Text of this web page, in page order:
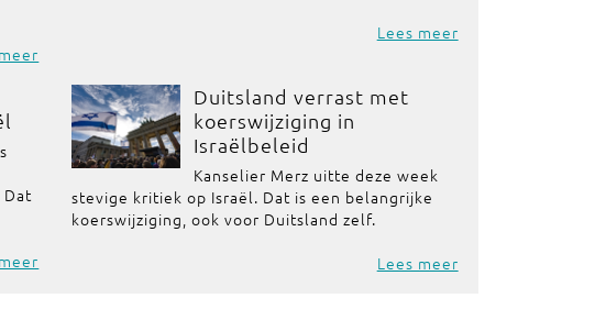
Lees meer
Dat
Duitsland verrast met
koerswijziging in
Israëlbeleid
Kanselier Merz uitte deze week
stevige kritiek op Israël. Dat is een belangrijke
koerswijziging, ook voor Duitsland zelf.
Lees meer